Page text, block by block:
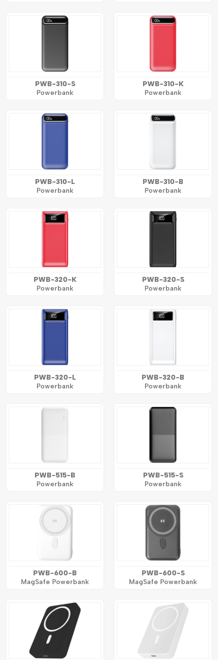
PWB-310-S
Powerbank
PWB-310-K
Powerbank
PWB-310-L
Powerbank
PWB-310-B
Powerbank
PWB-320-K
Powerbank
PWB-320-S
Powerbank
PWB-320-L
Powerbank
PWB-320-B
Powerbank
PWB-515-B
Powerbank
PWB-515-S
Powerbank
PWB-600-B
MagSafe Powerbank
PWB-600-S
MagSafe Powerbank